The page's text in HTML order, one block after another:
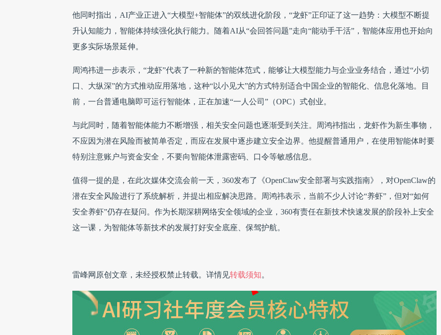
他同时指出，AI产业正进入“大模型+智能体”的双线进化阶段，“龙虾”正印证了这一趋势：大模型不断提
升认知能力，智能体持续强化执行能力。随着AI从“会回答问题”走向“能动手干活”，智能体应用也开始向
更多实际场景延伸。
周鸿祎进一步表示，“龙虾”代表了一种新的智能体范式，能够让大模型能力与企业业务结合，通过“小切
口、大纵深”的方式推动应用落地，这种“以小见大”的方式特别适合中国企业的智能化、信息化落地。目
前，一台普通电脑即可运行智能体，正在加速“一人公司”（OPC）式创业。
与此同时，随着智能体能力不断增强，相关安全问题也逐渐受到关注。周鸿祎指出，龙虾作为新生事物，
不应因为潜在风险而被简单否定，而应在发展中逐步建立安全边界。他提醒普通用户，在使用智能体时要
特别注意账户与资金安全，不要向智能体泄露密码、口令等敏感信息。
值得一提的是，在此次媒体交流会前一天，360发布了《OpenClaw安全部署与实践指南》，对OpenClaw的
潜在安全风险进行了系统解析，并提出相应解决思路。周鸿祎表示，当前不少人讨论“养虾”，但对“如何
安全养虾”仍存在疑问。作为长期深耕网络安全领域的企业，360有责任在新技术快速发展的阶段补上安全
这一课，为智能体等新技术的发展打好安全底座、保驾护航。
雷峰网原创文章，未经授权禁止转载。详情见转载须知。